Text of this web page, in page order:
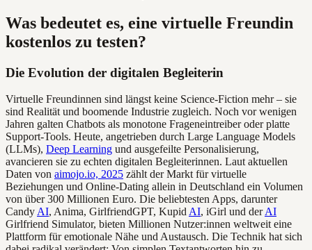
Was bedeutet es, eine virtuelle Freundin
kostenlos zu testen?
Die Evolution der digitalen Begleiterin
Virtuelle Freundinnen sind längst keine Science-Fiction mehr – sie
sind Realität und boomende Industrie zugleich. Noch vor wenigen
Jahren galten Chatbots als monotone Frageneintreiber oder platte
Support-Tools. Heute, angetrieben durch Large Language Models
(LLMs), Deep Learning und ausgefeilte Personalisierung,
avancieren sie zu echten digitalen Begleiterinnen. Laut aktuellen
Daten von aimojo.io, 2025 zählt der Markt für virtuelle
Beziehungen und Online-Dating allein in Deutschland ein Volumen
von über 300 Millionen Euro. Die beliebtesten Apps, darunter
Candy AI, Anima, GirlfriendGPT, Kupid AI, iGirl und derAI
Girlfriend Simulator, bieten Millionen Nutzer:innen weltweit eine
Plattform für emotionale Nähe und Austausch. Die Technik hat sich